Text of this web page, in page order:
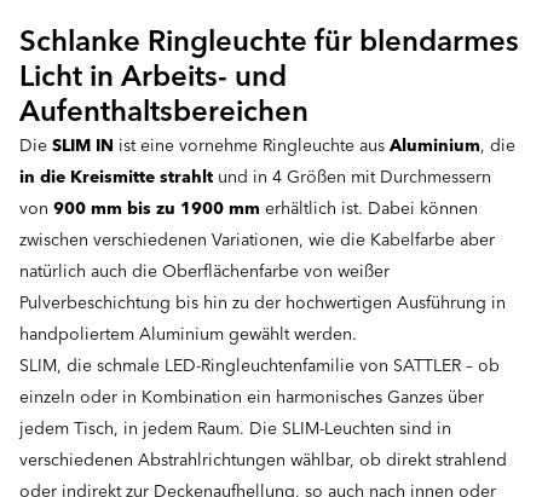
Schlanke Ringleuchte für blendarmes
Licht in Arbeits- und
Aufenthaltsbereichen
Die SLIM IN ist eine vornehme Ringleuchte aus Aluminium, die
in die Kreismitte strahlt und in 4 Größen mit Durchmessern
von 900 mm bis zu 1900 mm erhältlich ist. Dabei können
zwischen verschiedenen Variationen, wie die Kabelfarbe aber
natürlich auch die Oberflächenfarbe von weißer
Pulverbeschichtung bis hin zu der hochwertigen Ausführung in
handpoliertem Aluminium gewählt werden.
SLIM, die schmale LED-Ringleuchtenfamilie von SATTLER – ob
einzeln oder in Kombination ein harmonisches Ganzes über
jedem Tisch, in jedem Raum. Die SLIM-Leuchten sind in
verschiedenen Abstrahlrichtungen wählbar, ob direkt strahlend
oder indirekt zur Deckenaufhellung, so auch nach innen oder